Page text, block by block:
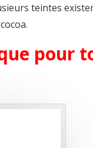
teintes
pour